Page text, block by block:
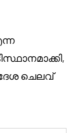
ചെലവ്